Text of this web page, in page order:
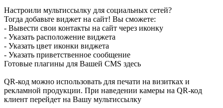
Настроили мультиссылку для социальных сетей?
Тогда добавьте виджет на сайт! Вы сможете:
- Вывести свои контакты на сайт через иконку
- Указать расположение виджета
- Указать цвет иконки виджета
- Указать приветственное сообщение
Готовые плагины для Вашей CMS здесь
QR-код можно использовать для печати на визитках и
рекламной продукции. При наведении камеры на QR-код
клиент перейдет на Вашу мультиссылку